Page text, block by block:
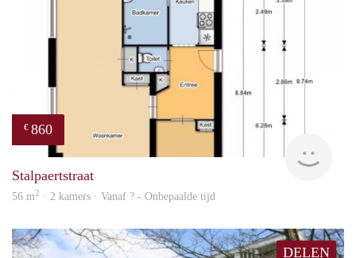
€ 860
Stalpaertstraat
56 m2 · 2 kamers · Vanaf ? - Onbepaalde tijd
DELEN